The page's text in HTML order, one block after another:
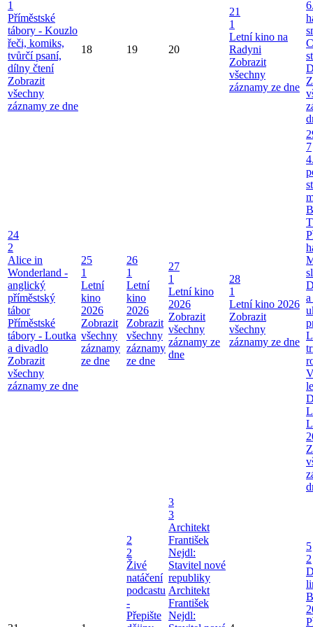
1
Příměstské
tábory - Kouzlo
řeči, komiks,
tvůrčí psaní,
dílny čtení
Zobrazit
všechny
záznamy ze dne
18 19 20
21
1
Letní kino na
Radyni
Zobrazit
všechny
záznamy ze dne
24
2
Alice in
Wonderland -
anglický
příměstský
tábor
Příměstské
tábory - Loutka
a divadlo
Zobrazit
všechny
záznamy ze dne
25
1
Letní
kino
2026
Zobrazit
všechny
záznamy
ze dne
26
1
Letní
kino
2026
Zobrazit
všechny
záznamy
ze dne
27
1
Letní kino
2026
Zobrazit
všechny
záznamy ze
dne
28
1
Letní kino 2026
Zobrazit
všechny
záznamy ze dne
7
2
2
Živé
natáčení
podcastu
-
Přepište
3
3
Architekt
František
Nejdl:
Stavitel nové
republiky
Architekt
František
Nejdl:
5
2